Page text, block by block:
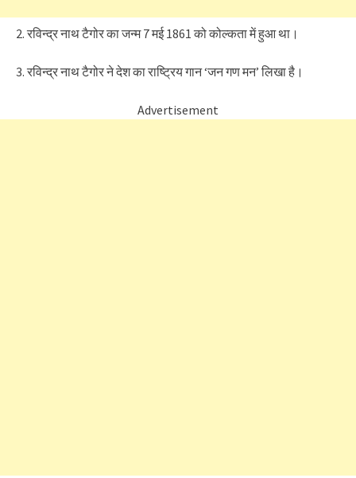
2. रविन्द्र नाथ टैगोर का जन्म 7 मई 1861 को कोल्कता में हुआ था।
3. रविन्द्र नाथ टैगोर ने देश का राष्ट्रिय गान ‘जन गण मन’ लिखा है।
Advertisement